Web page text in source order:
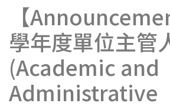
【
學年度單位主管
(Academic and
Administrative